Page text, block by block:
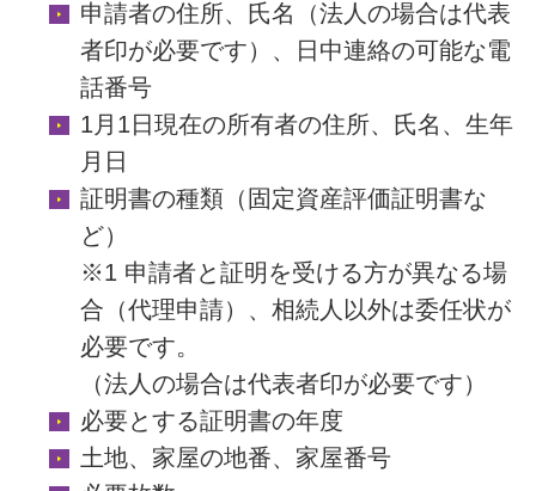
申請者の住所、氏名（法人の場合は代表
者印が必要です）、日中連絡の可能な電
話番号
1月1日現在の所有者の住所、氏名、生年
月日
証明書の種類（固定資産評価証明書な
ど）
※1 申請者と証明を受ける方が異なる場
合（代理申請）、相続人以外は委任状が
必要です。
（法人の場合は代表者印が必要です）
必要とする証明書の年度
土地、家屋の地番、家屋番号